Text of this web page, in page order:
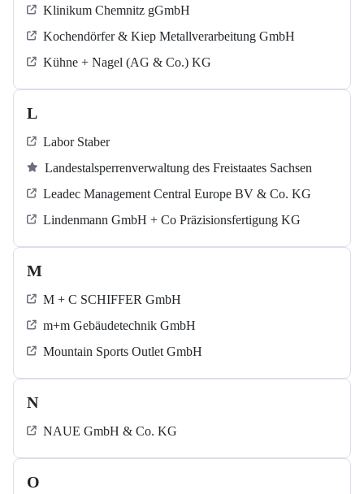
Klinikum Chemnitz gGmbH
Kochendörfer & Kiep Metallverarbeitung GmbH
Kühne + Nagel (AG & Co.) KG
L
Labor Staber
Landestalsperrenverwaltung des Freistaates Sachsen
Leadec Management Central Europe BV & Co. KG
Lindenmann GmbH + Co Präzisionsfertigung KG
M
M + C SCHIFFER GmbH
m+m Gebäudetechnik GmbH
Mountain Sports Outlet GmbH
N
NAUE GmbH & Co. KG
O